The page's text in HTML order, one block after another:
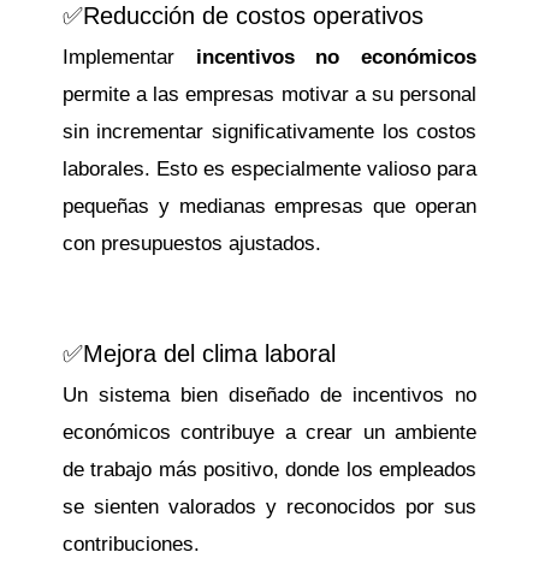
✅Reducción de costos operativos
Implementar incentivos no económicos
permite a las empresas motivar a su personal
sin incrementar significativamente los costos
laborales. Esto es especialmente valioso para
pequeñas y medianas empresas que operan
con presupuestos ajustados.
✅Mejora del clima laboral
Un sistema bien diseñado de incentivos no
económicos contribuye a crear un ambiente
de trabajo más positivo, donde los empleados
se sienten valorados y reconocidos por sus
contribuciones.